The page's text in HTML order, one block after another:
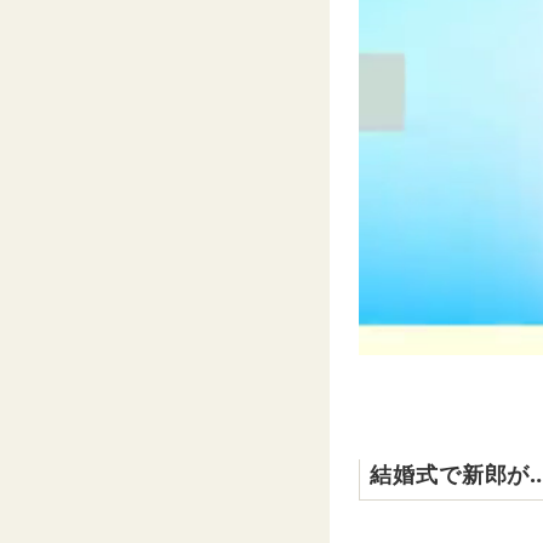
結婚式で新郎